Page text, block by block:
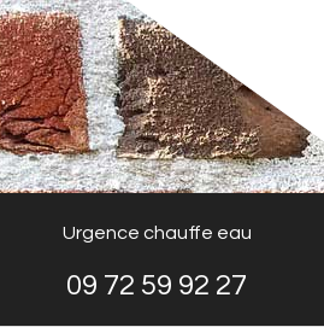
Urgence chauffe eau
09 72 59 92 27